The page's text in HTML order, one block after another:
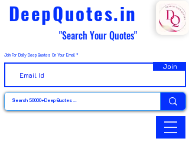
DeepQuotes.in
"Search Your Quotes"
Join For Daily Deep Quotes On Your Email
Join